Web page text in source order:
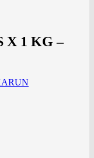
X 1 KG –